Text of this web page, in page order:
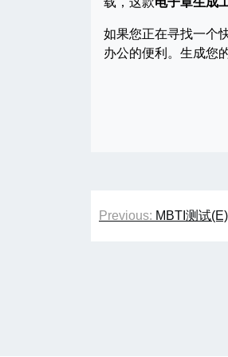
如果您正在寻找一个
办公的便利。生成您
文
Previous: MBTI测试